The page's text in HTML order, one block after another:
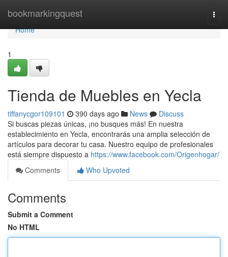
bookmarkingquest
Home
Home
1
Tienda de Muebles en Yecla
tiffanycgor109101 390 days ago News
Discuss
Si buscas piezas únicas, ¡no busques más! En nuestra
establecimiento en Yecla, encontrarás una amplia selección de
artículos para decorar tu casa. Nuestro equipo de profesionales
está siempre dispuesto a https://www.facebook.com/Origenhogar/
Comments
Who Upvoted
Comments
Submit a Comment
No HTML